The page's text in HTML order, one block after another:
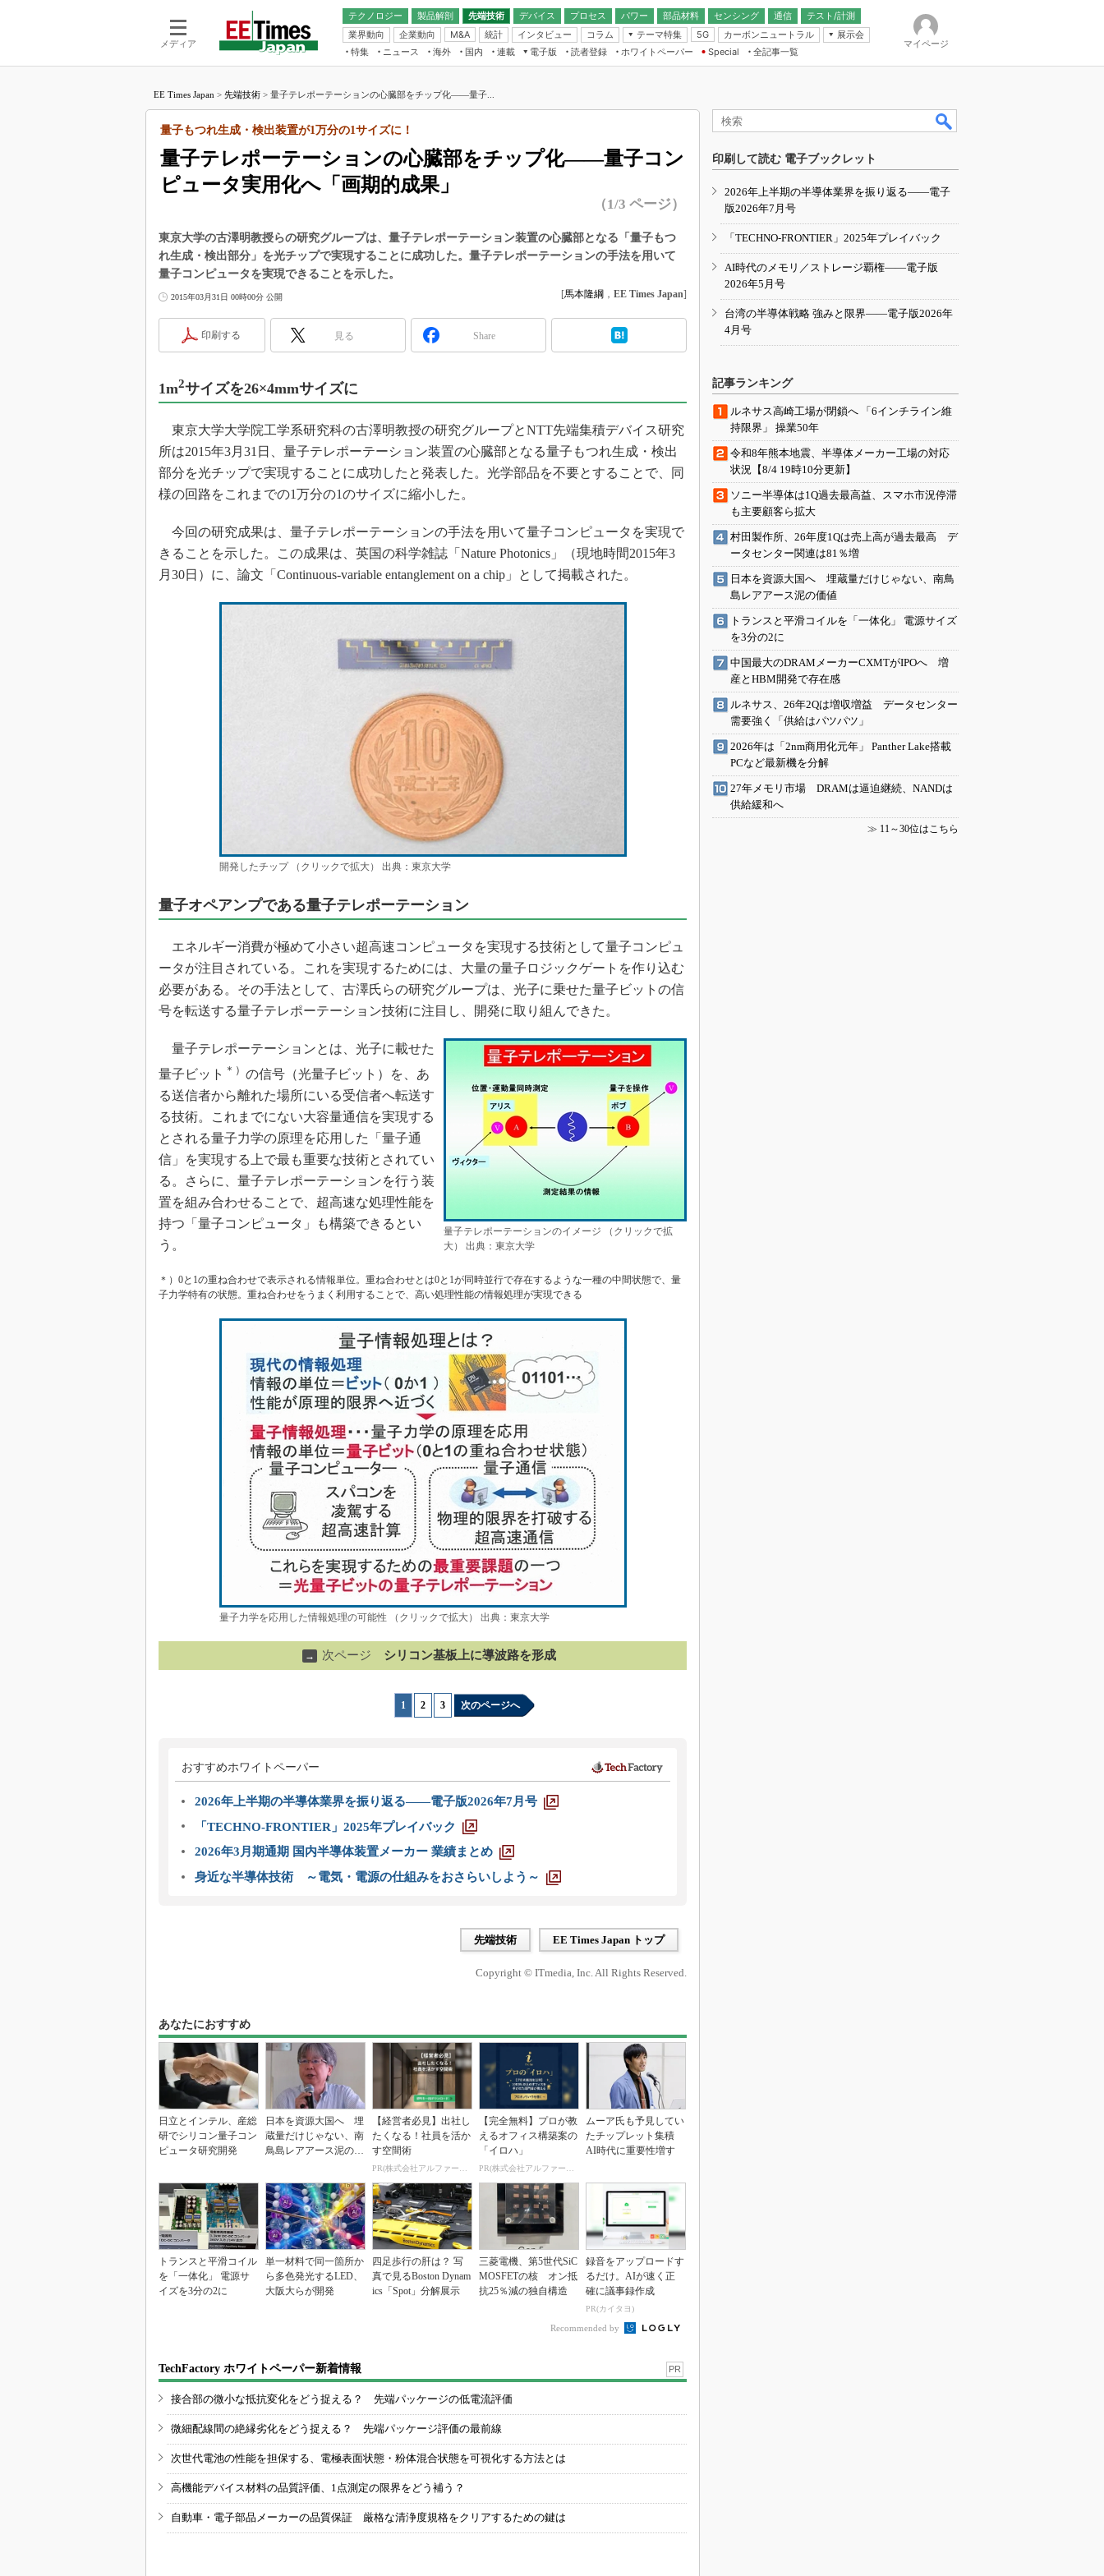
メディア
テクノロジー 製品解剖
先端技術
電池／エネルギー
デバイス
アナログ
マイコン
FPGA
プロセス パワー 部品材料 センシング
通信
無線
テスト/計測
業界動向
企業動向 M&A 統計 インタビュー コラム
テーマ特集
フィジカルAI
読者調査（EE Times Research）
電源設計（EDN Japan）
エレクトロニクス入門（EDN
5G カーボンニュートラル
展示会
IoT・エッジコンピューティング
EXPO
TECHNO-FRONTIER
人とくるま展
特集 ニュース 海外 国内
連載
福田昭のデバイス通信
湯之上隆のナノフォーカス
大山聡の業界スコープ
大原雄介のエレ・組み込みプレイバ
ック
世界を「数字」で回してみよう
踊るバズワード ～Behind the
製品分解で探るアジアの新トレンド
“異端児エンジニア”が仕掛けた社内
イノベーションは日本を救うのか
IHSアナリスト「未来展望」
ための新行動論
電子版
電子ブックレット
読者登録 ホワイトペーパー
Special
全記事一覧
マイページ
EE Times Japan > 先端技術 > 量子テレポーテーションの心臓部をチップ化――量子...
量子テレポーテーションの心臓部をチップ化――量子コン
ピュータ実用化へ「画期的成果」
量子もつれ生成・検出装置が1万分の1サイズに！
（1/3 ページ）
東京大学の古澤明教授らの研究グループは、量子テレポーテーション装置の心臓部となる「量子もつ
れ生成・検出部分」を光チップで実現することに成功した。量子テレポーテーションの手法を用いて
量子コンピュータを実現できることを示した。
2015年03月31日 00時00分 公開 [馬本隆綱 ， EE Times Japan]
印刷する 見る Share
1m2サイズを26×4mmサイズに
東京大学大学院工学系研究科の古澤明教授の研究グループとNTT先端集積デバイス研究
所は2015年3月31日、量子テレポーテーション装置の心臓部となる量子もつれ生成・検出
部分を光チップで実現することに成功したと発表した。光学部品を不要とすることで、同
様の回路をこれまでの1万分の1のサイズに縮小した。
今回の研究成果は、量子テレポーテーションの手法を用いて量子コンピュータを実現で
きることを示した。この成果は、英国の科学雑誌「Nature Photonics」（現地時間2015年3
月30日）に、論文「Continuous-variable entanglement on a chip」として掲載された。
開発したチップ （クリックで拡大） 出典：東京大学
量子オペアンプである量子テレポーテーション
エネルギー消費が極めて小さい超高速コンピュータを実現する技術として量子コンピュ
ータが注目されている。これを実現するためには、大量の量子ロジックゲートを作り込む
必要がある。その手法として、古澤氏らの研究グループは、光子に乗せた量子ビットの信
号を転送する量子テレポーテーション技術に注目し、開発に取り組んできた。
量子テレポーテーションのイメージ （クリックで拡
大） 出典：東京大学
量子テレポーテーションとは、光子に載せた
量子ビット ＊） の信号（光量子ビット）を、あ
る送信者から離れた場所にいる受信者へ転送す
る技術。これまでにない大容量通信を実現する
とされる量子力学の原理を応用した「量子通
信」を実現する上で最も重要な技術とされてい
る。さらに、量子テレポーテーションを行う装
置を組み合わせることで、超高速な処理性能を
持つ「量子コンピュータ」も構築できるとい
う。
＊）0と1の重ね合わせで表示される情報単位。重ね合わせとは0と1が同時並行で存在するような一種の中間状態で、量
子力学特有の状態。重ね合わせをうまく利用することで、高い処理性能の情報処理が実現できる
量子力学を応用した情報処理の可能性 （クリックで拡大） 出典：東京大学
→ 次ページ シリコン基板上に導波路を形成
1 2 3 次のページへ
おすすめホワイトペーパー
2026年上半期の半導体業界を振り返る――電子版2026年7月号
「TECHNO-FRONTIER」2025年プレイバック
2026年3月期通期 国内半導体装置メーカー 業績まとめ
身近な半導体技術 ～電気・電源の仕組みをおさらいしよう～
先端技術 EE Times Japan トップ
Copyright © ITmedia, Inc. All Rights Reserved.
あなたにおすすめ
日立とインテル、産総
研でシリコン量子コン
ピュータ研究開発
日本を資源大国へ 埋
蔵量だけじゃない、南
鳥島レアアース泥の価
【経営者必見】出社し
たくなる！社員を活か
す空間術
【完全無料】プロが教
えるオフィス構築案の
「イロハ」
ムーア氏も予見してい
たチップレット集積
AI時代に重要性増す
トランスと平滑コイル
を「一体化」 電源サ
イズを3分の2に
単一材料で同一箇所か
ら多色発光するLED、
大阪大らが開発
四足歩行の肝は？ 写
真で見るBoston Dynam
ics「Spot」分解展示
三菱電機、第5世代SiC
MOSFETの核 オン抵
抗25％減の独自構造
録音をアップロードす
るだけ。AIが速く正
確に議事録作成
PR(カイタヨ)
Recommended by
TechFactory ホワイトペーパー新着情報 PR
接合部の微小な抵抗変化をどう捉える？ 先端パッケージの低電流評価
微細配線間の絶縁劣化をどう捉える？ 先端パッケージ評価の最前線
次世代電池の性能を担保する、電極表面状態・粉体混合状態を可視化する方法とは
高機能デバイス材料の品質評価、1点測定の限界をどう補う？
自動車・電子部品メーカーの品質保証 厳格な清浄度規格をクリアするための鍵は
印刷して読む 電子ブックレット
2026年上半期の半導体業界を振り返る――電子
版2026年7月号
「TECHNO-FRONTIER」2025年プレイバック
AI時代のメモリ／ストレージ覇権――電子版
2026年5月号
台湾の半導体戦略 強みと限界――電子版2026年
4月号
記事ランキング
ルネサス高崎工場が閉鎖へ 「6インチライン維
持限界」 操業50年
令和8年熊本地震、半導体メーカー工場の対応
状況【8/4 19時10分更新】
ソニー半導体は1Q過去最高益、スマホ市況停滞
も主要顧客ら拡大
村田製作所、26年度1Qは売上高が過去最高 デ
ータセンター関連は81％増
日本を資源大国へ 埋蔵量だけじゃない、南鳥
島レアアース泥の価値
トランスと平滑コイルを「一体化」 電源サイズ
を3分の2に
中国最大のDRAMメーカーCXMTがIPOへ 増
産とHBM開発で存在感
ルネサス、26年2Qは増収増益 データセンター
需要強く「供給はパツパツ」
2026年は「2nm商用化元年」 Panther Lake搭載
PCなど最新機を分解
27年メモリ市場 DRAMは逼迫継続、NANDは
供給緩和へ
≫ 11～30位はこちら